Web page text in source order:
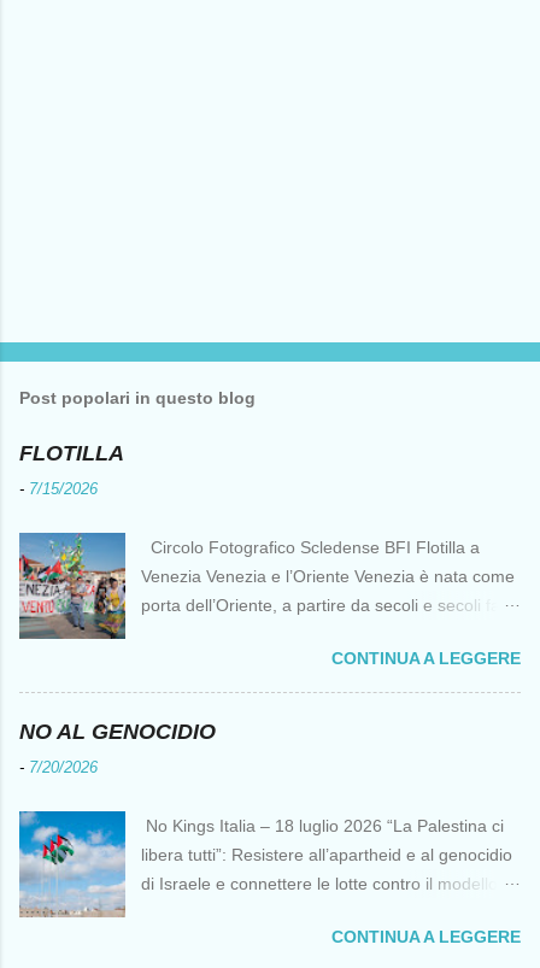
Post popolari in questo blog
FLOTILLA
- 7/15/2026
Circolo Fotografico Scledense BFI Flotilla a
Venezia Venezia e l’Oriente Venezia è nata come
porta dell’Oriente, a partire da secoli e secoli fa ai
di cantierizzazione veneziane divennero preziose
per tutti i crociati diretti a Gerusalemme. Proprio
le crociate fornirono ai veneziani l’occasione per
del Duecento. Dal XIII al XV secolo Venezia
continuò ad avere un ruolo fondamentale nei
rapporti tra l’Europa e l’Oriente, ruolo che si
CONTINUA A LEGGERE
NO AL GENOCIDIO
- 7/20/2026
No Kings Italia – 18 luglio 2026 “La Palestina ci
libera tutti”: Resistere all’apartheid e al genocidio
di Israele e connettere le lotte contro il modello
Bandiere palestinesi presso il Mausoleo di Yasser
CONTINUA A LEGGERE